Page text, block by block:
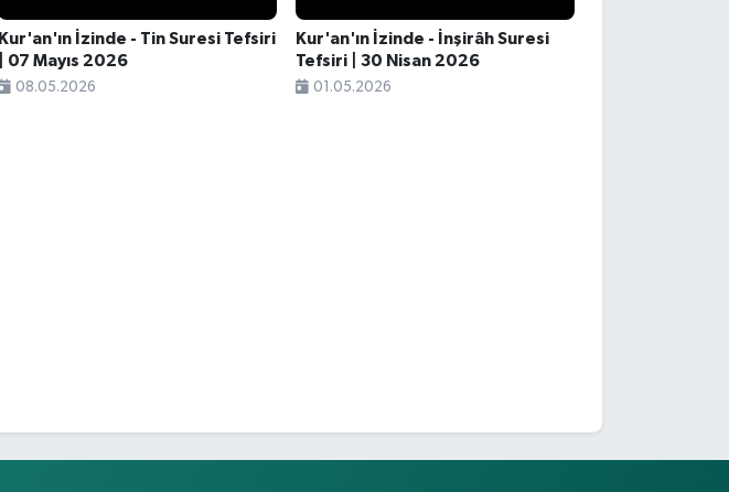
Kur'an'ın İzinde - Tin Suresi Tefsiri
| 07 Mayıs 2026
08.05.2026
Kur'an'ın İzinde - İnşirâh Suresi
Tefsiri | 30 Nisan 2026
01.05.2026